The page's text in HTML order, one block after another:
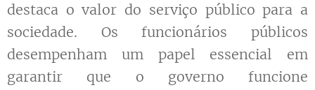
destaca o valor do serviço público para a
sociedade. Os funcionários públicos
desempenham um papel essencial em
garantir que o governo funcione